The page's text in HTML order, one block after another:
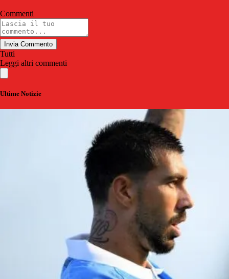
Commenti
Invia Commento
Tutti
Leggi altri commenti
Ultime Notizie